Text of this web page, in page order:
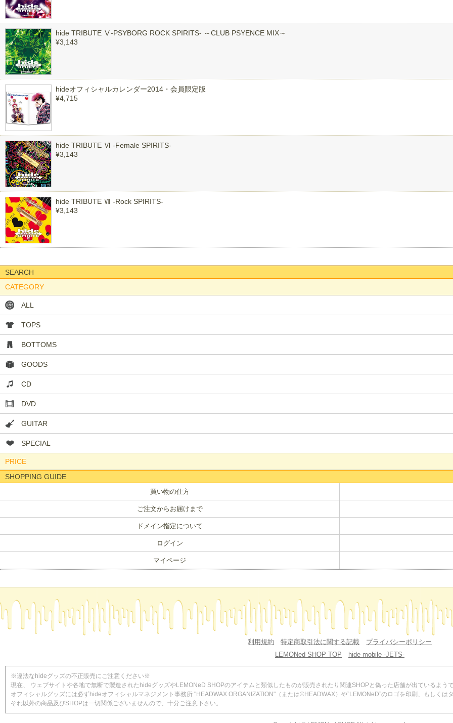
hide TRIBUTE Ⅴ-PSYBORG ROCK SPIRITS- ～CLUB PSYENCE MIX～
¥3,143
hideオフィシャルカレンダー2014・会員限定版
¥4,715
hide TRIBUTE Ⅵ -Female SPIRITS-
¥3,143
hide TRIBUTE Ⅶ -Rock SPIRITS-
¥3,143
SEARCH
CATEGORY
ALL
TOPS
BOTTOMS
GOODS
CD
DVD
GUITAR
SPECIAL
PRICE
SHOPPING GUIDE
買い物の仕方
ご注文からお届けまで
ドメイン指定について
ログイン
マイページ
利用規約 特定商取引法に関する記載
プライバシーポリシー
LEMONed SHOP TOP
hide mobile -JETS-
※違法なhideグッズの不正販売にご注意ください※
現在、 ウェブサイトや各地で無断で製造されたhideグッズやLEMONeD SHOPのアイテムと類似したものが販売されたり関連SHOPと偽った店舗が出ているよう
オフィシャルグッズには必ずhideオフィシャルマネジメント事務所 "HEADWAX ORGANIZATION"（または©HEADWAX）や”LEMONeD”のロゴを印刷、もしくは
それ以外の商品及びSHOPは一切関係ございませんので、十分ご注意下さい。